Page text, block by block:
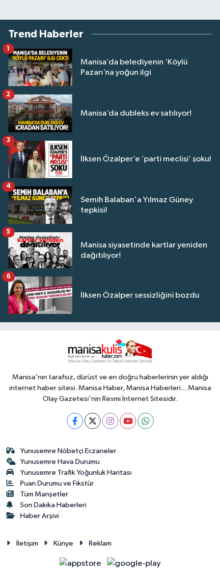
Trend Haberler
Manisa’da belediyenin ‘Köylü
Pazarı’na yoğun ilgi
1
Manisa’da dubleks ev satılıyor!
2
İlksen Özalper’e ‘parti meclisi’ şoku!
3
Semih Balaban'a Yılmaz Güney
tepkisi!
4
Manisa siyasetinde kartlar yeniden
dağıtılıyor!
5
İlksen Özalper sessizliğini bozdu
6
Manisa'nın tarafsız, dürüst ve en doğru haberlerinin yer aldığı
internet haber sitesi. Manisa Haber, Manisa Haberleri... Manisa
Olay Gazetesi'nin Resmi İnternet Sitesidir.
Yunusemre Nöbetçi Eczaneler
Yunusemre Hava Durumu
Yunusemre Trafik Yoğunluk Haritası
Puan Durumu ve Fikstür
Tüm Manşetler
Son Dakika Haberleri
Haber Arşivi
İletişim Künye Reklam